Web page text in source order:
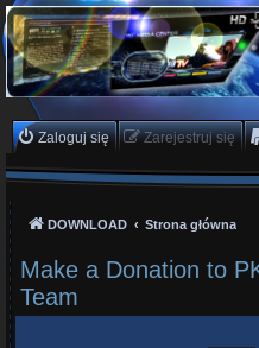
PKTeam - Polish
Team
Hyperion, Enigma, E2, PKT, listy kanałów,
Zaloguj się Zarejestruj się
DOWNLOAD Strona główna
Make a Donation to
Team